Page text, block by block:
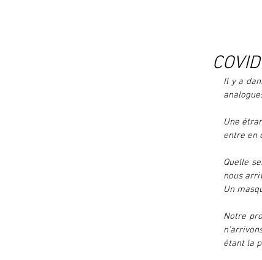
Il y a
Une
entre en
Quelle
nous
Un
Notre
étant la